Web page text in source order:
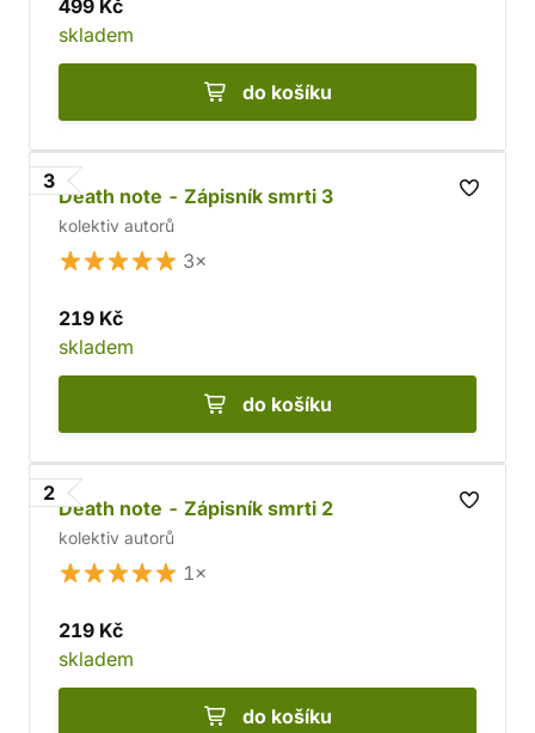
499 Kč
skladem
do košíku
3
Death note - Zápisník smrti 3
kolektiv autorů
3×
219 Kč
skladem
do košíku
2
Death note - Zápisník smrti 2
kolektiv autorů
1×
219 Kč
skladem
do košíku